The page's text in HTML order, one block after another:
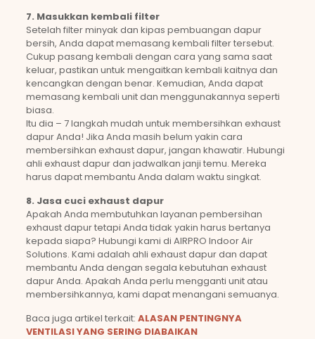
7. Masukkan kembali filter
Setelah filter minyak dan kipas pembuangan dapur
bersih, Anda dapat memasang kembali filter tersebut.
Cukup pasang kembali dengan cara yang sama saat
keluar, pastikan untuk mengaitkan kembali kaitnya dan
kencangkan dengan benar. Kemudian, Anda dapat
memasang kembali unit dan menggunakannya seperti
biasa.
Itu dia – 7 langkah mudah untuk membersihkan exhaust
dapur Anda! Jika Anda masih belum yakin cara
membersihkan exhaust dapur, jangan khawatir. Hubungi
ahli exhaust dapur dan jadwalkan janji temu. Mereka
harus dapat membantu Anda dalam waktu singkat.
8. Jasa cuci exhaust dapur
Apakah Anda membutuhkan layanan pembersihan
exhaust dapur tetapi Anda tidak yakin harus bertanya
kepada siapa? Hubungi kami di AIRPRO Indoor Air
Solutions. Kami adalah ahli exhaust dapur dan dapat
membantu Anda dengan segala kebutuhan exhaust
dapur Anda. Apakah Anda perlu mengganti unit atau
membersihkannya, kami dapat menangani semuanya.
Baca juga artikel terkait: ALASAN PENTINGNYA
VENTILASI YANG SERING DIABAIKAN